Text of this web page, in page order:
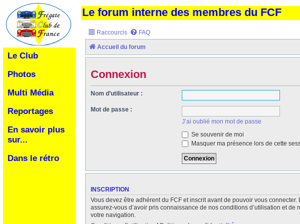
Le Club
Photos
Multi Média
Reportages
En savoir plus
sur...
Dans le rétro
Le forum interne des membres du FCF
Raccourcis FAQ
Accueil du forum
Connexion
Nom d’utilisateur :
Mot de passe :
J’ai oublié mon mot de passe
Se souvenir de moi
Masquer ma présence lors de cette
INSCRIPTION
Vous devez être adhérent du FCF et inscrit avant de pouvoir vous
assurez-vous d’avoir pris connaissance de nos conditions d’utilisation et
votre navigation.